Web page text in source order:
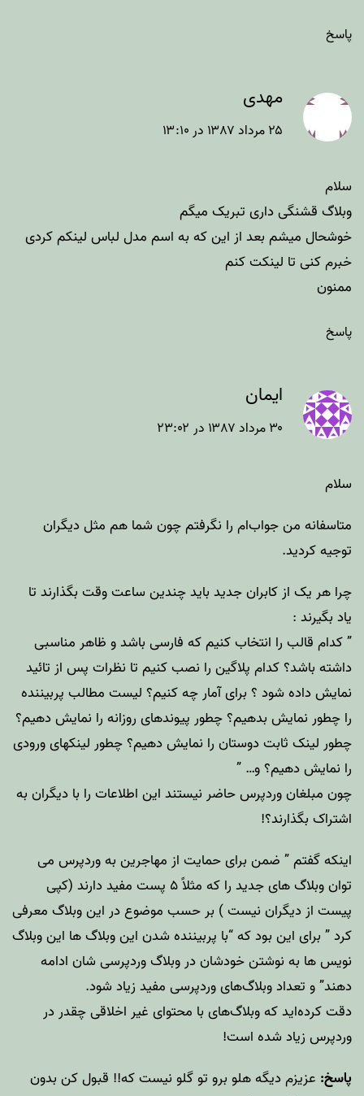
پاسخ
مهدی
۲۵ مرداد ۱۳۸۷ در ۱۳:۱۰
سلام
وبلاگ قشنگی داری تبریک میگم
خوشحال میشم بعد از این که به اسم مدل لباس لینکم کردی
خبرم کنی تا لینکت کنم
ممنون
پاسخ
ایمان
۳۰ مرداد ۱۳۸۷ در ۲۳:۰۲
سلام
متاسفانه من جواب‌ام را نگرفتم چون شما هم مثل دیگران
توجیه کردید.
چرا هر یک از کابران جدید باید چندین ساعت وقت بگذارند تا
یاد بگیرند :
” کدام قالب را انتخاب کنیم که فارسی باشد و ظاهر مناسبی
داشته باشد؟ کدام پلاگین را نصب کنیم تا نظرات پس از تائید
نمایش داده شود ؟ برای آمار چه کنیم؟ لیست مطالب پربیننده
را چطور نمایش بدهیم؟ چطور پیوندهای روزانه را نمایش دهیم؟
چطور لینک ثابت دوستان را نمایش دهیم؟ چطور لینکهای ورودی
را نمایش دهیم؟ و… ”
چون مبلغان وردپرس حاضر نیستند این اطلاعات را با دیگران به
اشتراک بگذارند؟!
اینکه گفتم ” ضمن برای حمایت از مهاجرین به وردپرس می
توان وبلاگ های جدید را که مثلاً ۵ پست مفید دارند (کپی
پیست از دیگران نیست ) بر حسب موضوع در این وبلاگ معرفی
کرد ” برای این بود که “با پربیننده شدن این وبلاگ ها این وبلاگ
نویس ها به نوشتن خودشان در وبلاگ وردپرسی شان ادامه
دهند” و تعداد وبلاگ‌های وردپرسی مفید زیاد شود.
دقت کرده‌اید که وبلاگ‌های با محتوای غیر اخلاقی چقدر در
وردپرس زیاد شده است!
پاسخ: عزیزم دیگه هلو برو تو گلو نیست که!! قبول کن بدون